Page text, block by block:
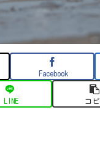
Facebook
LINE コ